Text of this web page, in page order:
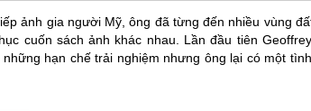
ảnh gia người Mỹ, ông đã từng đến nhiều vùng
cuốn sách ảnh khác nhau. Lần đầu tiên
hạn chế trải nghiệm nhưng ông lại có một